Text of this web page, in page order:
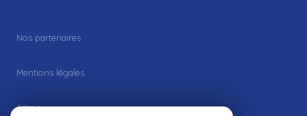
Nos partenaires
Mentions légales
Admin